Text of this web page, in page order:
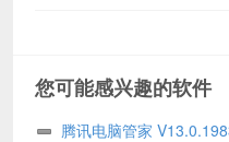
您可能感兴趣的软件
腾讯电脑管家